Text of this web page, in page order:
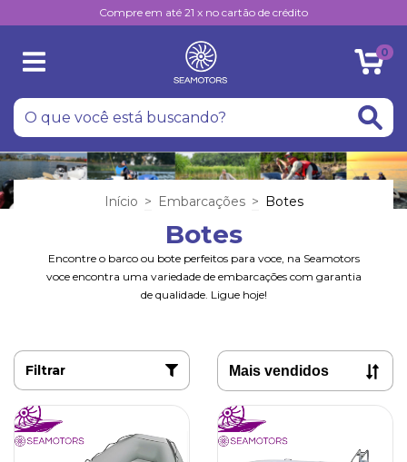
Compre em até 21 x no cartão de crédito
0
Início > Embarcações > Botes
Botes
Encontre o barco ou bote perfeitos para voce, na Seamotors
voce encontra uma variedade de embarcações com garantia
de qualidade. Ligue hoje!
Filtrar